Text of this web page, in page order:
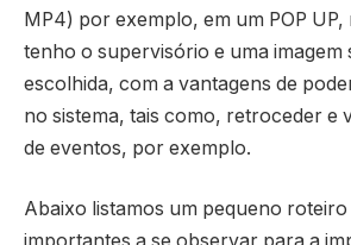
MP4) por exemplo, em um POP UP,
tenho o supervisório e uma imagem
escolhida, com a vantagens de
no sistema, tais como, retroceder e
de eventos, por exemplo.
Abaixo listamos um pequeno